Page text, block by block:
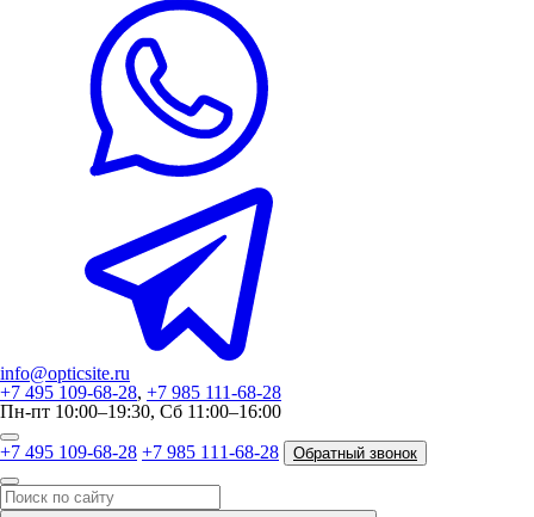
info@opticsite.ru
+7 495 109-68-28, +7 985 111-68-28
Пн-пт 10:00–19:30, Сб 11:00–16:00
+7 495 109-68-28 +7 985 111-68-28 Обратный звонок